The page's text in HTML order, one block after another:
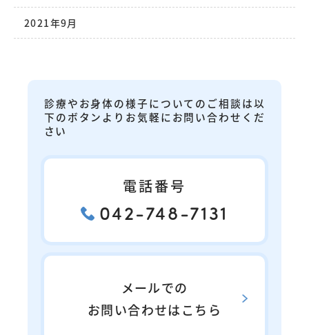
2021年9月
診療やお身体の様子についてのご相談は以
下のボタンよりお気軽にお問い合わせくだ
さい
電話番号
042-748-7131
メールでの
お問い合わせはこちら